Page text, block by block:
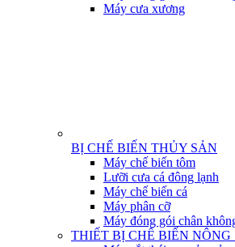
Máy cưa xương
BỊ CHẾ BIẾN THỦY SẢN
Máy chế biến tôm
Lưỡi cưa cá đông lạnh
Máy chế biến cá
Máy phân cỡ
Máy đóng gói chân
THIẾT BỊ CHẾ BIẾN NÔNG